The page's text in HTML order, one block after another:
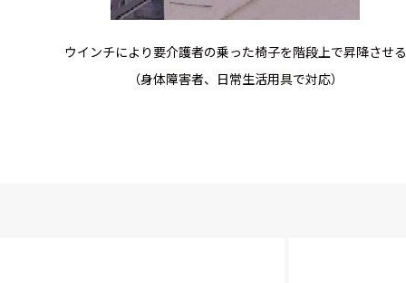
ウインチにより要介護者の乗った椅子を階段上で昇降させる
（身体障害者、日常生活用具で対応）